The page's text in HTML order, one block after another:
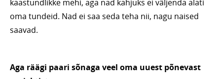
kaastundlikke mehi, aga nad kahjuks ei väljenda alati
oma tundeid. Nad ei saa seda teha nii, nagu naised
saavad.
Aga räägi paari sõnaga veel oma uuest põnevast